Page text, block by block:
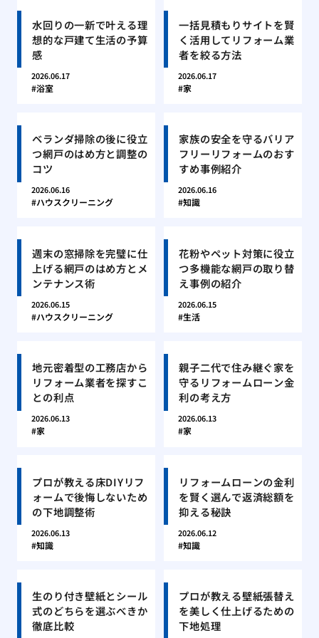
水回りの一新で叶える理
想的な戸建て生活の予算
感
2026.06.17
浴室
一括見積もりサイトを賢
く活用してリフォーム業
者を絞る方法
2026.06.17
家
ベランダ掃除の後に役立
つ網戸のはめ方と調整の
コツ
2026.06.16
ハウスクリーニング
家族の安全を守るバリア
フリーリフォームのおす
すめ事例紹介
2026.06.16
知識
週末の窓掃除を完璧に仕
上げる網戸のはめ方とメ
ンテナンス術
2026.06.15
ハウスクリーニング
花粉やペット対策に役立
つ多機能な網戸の取り替
え事例の紹介
2026.06.15
生活
地元密着型の工務店から
リフォーム業者を探すこ
との利点
2026.06.13
家
親子二代で住み継ぐ家を
守るリフォームローン金
利の考え方
2026.06.13
家
プロが教える床DIYリフ
ォームで後悔しないため
の下地調整術
2026.06.13
知識
リフォームローンの金利
を賢く選んで返済総額を
抑える秘訣
2026.06.12
知識
生のり付き壁紙とシール
式のどちらを選ぶべきか
徹底比較
プロが教える壁紙張替え
を美しく仕上げるための
下地処理